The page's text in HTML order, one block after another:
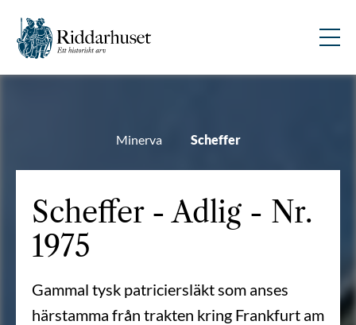
Minerva Scheffer
Scheffer - Adlig - Nr.
1975
Gammal tysk patriciersläkt som anses
härstamma från trakten kring Frankfurt am